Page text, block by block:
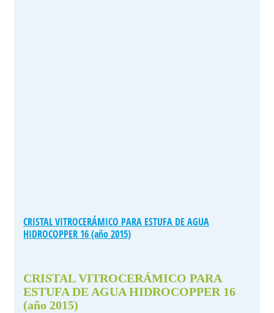
CRISTAL VITROCERÁMICO PARA ESTUFA DE AGUA
HIDROCOPPER 16 (año 2015)
CRISTAL VITROCERÁMICO PARA
ESTUFA DE AGUA HIDROCOPPER 16
(año 2015)